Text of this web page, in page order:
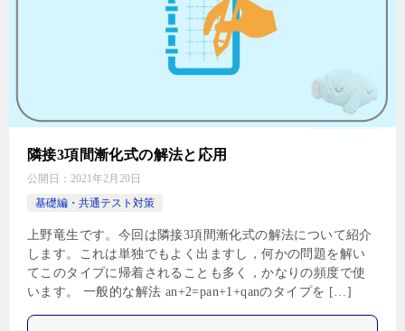
隣接3項間漸化式の解法と応用
公開日： 2021年2月20日
基礎編・共通テスト対策
上野竜生です。今回は隣接3項間漸化式の解法について紹介
します。これは単独でもよく出ますし，何かの問題を解い
てこのタイプに帰着されることも多く，かなりの頻度で使
います。 一般的な解法 an+2=pan+1+qanのタイプを […]